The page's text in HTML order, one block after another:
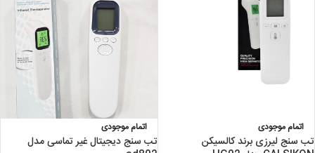
اتمام موجودی
تب سنج لیرزی برند کالسیکن
اتمام موجودی
تب سنج دیجیتال غیر تماسی مدل